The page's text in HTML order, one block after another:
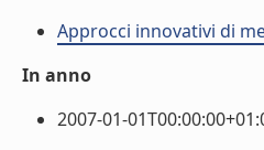
Approcci innovativi di
In anno
2007-01-